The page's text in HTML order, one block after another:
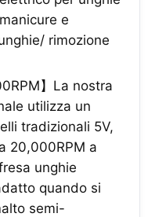
e
rimozione
】La nostra
utilizza un
tradizionali 5V,
20,000RPM a
unghie
quando si
semi-